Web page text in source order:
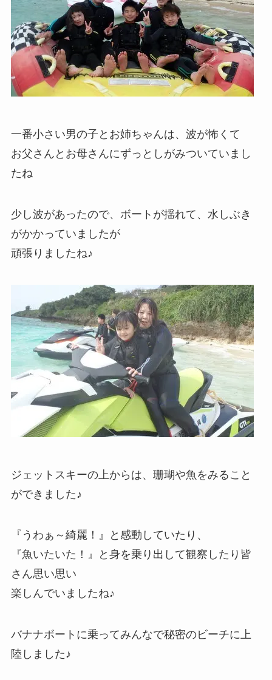
一番小さい男の子とお姉ちゃんは、波が怖くて
お父さんとお母さんにずっとしがみついていまし
たね
少し波があったので、ボートが揺れて、水しぶき
がかかっていましたが
頑張りましたね♪
ジェットスキーの上からは、珊瑚や魚をみること
ができました♪
『うわぁ～綺麗！』と感動していたり、
『魚いたいた！』と身を乗り出して観察したり皆
さん思い思い
楽しんでいましたね♪
バナナボートに乗ってみんなで秘密のビーチに上
陸しました♪